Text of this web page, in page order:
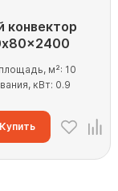
конвектор
м²: 10
кВт: 0.9
Купить